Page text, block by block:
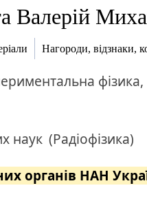
Валерій
Нагороди, відзнаки,
фізика,
наук (Радіофізика)
органів НАН